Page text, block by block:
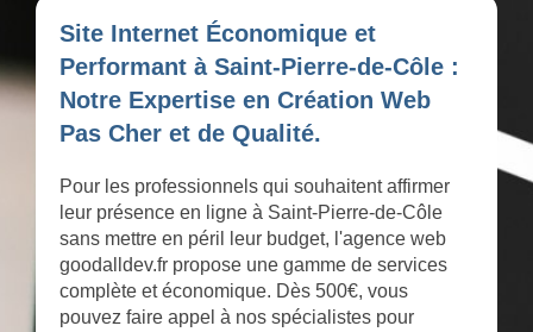
Site Internet Économique et
Performant à Saint-Pierre-de-Côle :
Notre Expertise en Création Web
Pas Cher et de Qualité.
Pour les professionnels qui souhaitent affirmer
leur présence en ligne à Saint-Pierre-de-Côle
sans mettre en péril leur budget, l'agence web
goodalldev.fr propose une gamme de services
complète et économique. Dès 500€, vous
pouvez faire appel à nos spécialistes pour